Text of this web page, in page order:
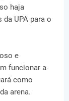
haja
UPA para o
e
funcionar a
como
arena.